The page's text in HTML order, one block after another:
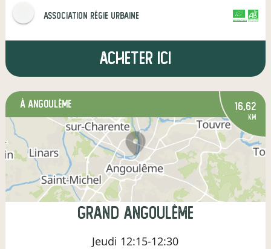
Association Régie Urbaine
Acheter ici
à Angoulême 16,62
km
Grand Angoulême
Jeudi 12:15-12:30